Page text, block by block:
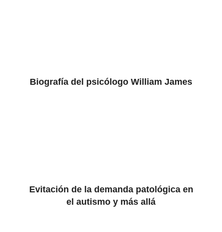
Biografía del psicólogo William James
Evitación de la demanda patológica en
el autismo y más allá